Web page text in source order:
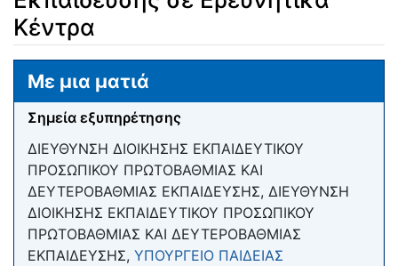
Κέντρα
Μετάβαση σε: πλοήγηση
Με μια ματιά
Σημεία εξυπηρέτησης
ΔΙΕΥΘΥΝΣΗ ΔΙΟΙΚΗΣΗΣ ΕΚΠΑΙΔΕΥΤΙΚΟΥ
ΠΡΟΣΩΠΙΚΟΥ ΠΡΩΤΟΒΑΘΜΙΑΣ ΚΑΙ
ΔΕΥΤΕΡΟΒΑΘΜΙΑΣ ΕΚΠΑΙΔΕΥΣΗΣ, ΔΙΕΥΘΥΝΣΗ
ΔΙΟΙΚΗΣΗΣ ΕΚΠΑΙΔΕΥΤΙΚΟΥ ΠΡΟΣΩΠΙΚΟΥ
ΠΡΩΤΟΒΑΘΜΙΑΣ ΚΑΙ ΔΕΥΤΕΡΟΒΑΘΜΙΑΣ
ΕΚΠΑΙΔΕΥΣΗΣ, ΥΠΟΥΡΓΕΙΟ ΠΑΙΔΕΙΑΣ